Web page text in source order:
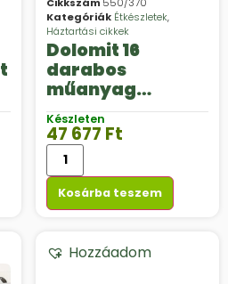
Kategóriák Étkészletek,
Háztartási cikkek
Dolomit 16
darabos
műanyag
étkészlet
Készleten
47 677 Ft
Kosárba teszem
Hozzáadom